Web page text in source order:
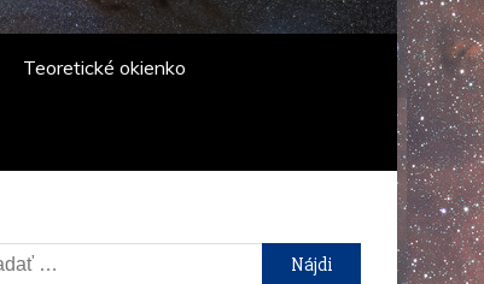
Teoretické okienko